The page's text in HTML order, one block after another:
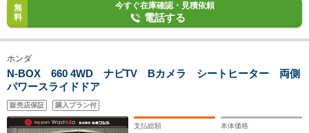
無
料
今すぐ在庫確認・見積依頼
電話する
ホンダ
N-BOX 660 4WD ナビTV Bカメラ シートヒーター 両側
パワースライドドア
販売店保証 購入プラン付
支払総額 本体価格